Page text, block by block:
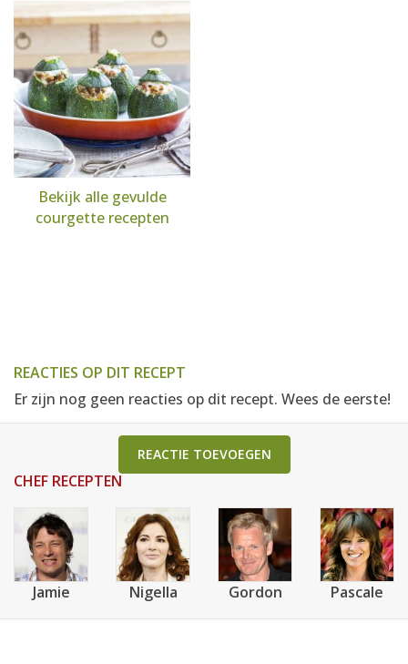
Bekijk alle gevulde
courgette recepten
REACTIES OP DIT RECEPT
Er zijn nog geen reacties op dit recept. Wees de eerste!
REACTIE TOEVOEGEN
CHEF RECEPTEN
Jamie Nigella Gordon Pascale